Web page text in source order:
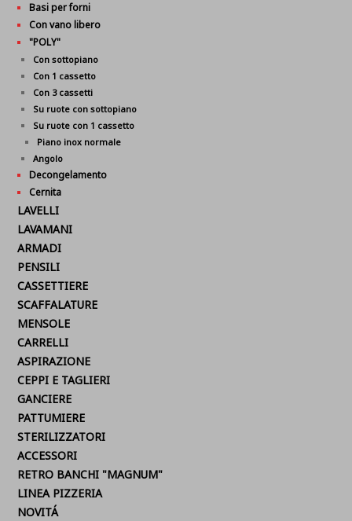
Basi per forni
Con vano libero
"POLY"
Con sottopiano
Con 1 cassetto
Con 3 cassetti
Su ruote con sottopiano
Su ruote con 1 cassetto
Piano inox normale
Angolo
Decongelamento
Cernita
LAVELLI
LAVAMANI
ARMADI
PENSILI
CASSETTIERE
SCAFFALATURE
MENSOLE
CARRELLI
ASPIRAZIONE
CEPPI E TAGLIERI
GANCIERE
PATTUMIERE
STERILIZZATORI
ACCESSORI
RETRO BANCHI "MAGNUM"
LINEA PIZZERIA
NOVITÁ